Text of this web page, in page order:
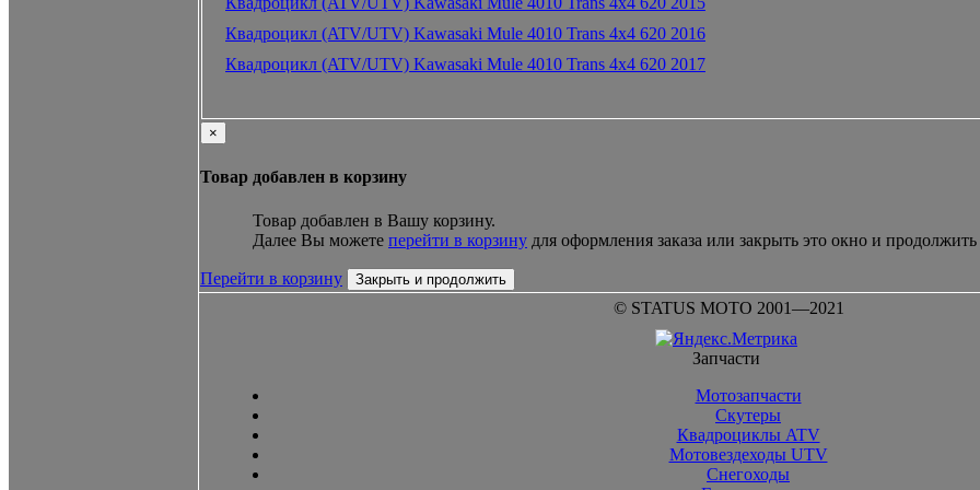
Квадроцикл (ATV/UTV) Kawasaki Mule 4010 Trans 4x4 620 2016
Квадроцикл (ATV/UTV) Kawasaki Mule 4010 Trans 4x4 620 2017
×
Товар добавлен в корзину
Товар добавлен в Вашу корзину.
Далее Вы можете перейти в корзину для оформления заказа или закрыть это окно и
Перейти в корзину Закрыть и продолжить
© STATUS MOTO 2001—2021
Запчасти
Мотозапчасти
Скутеры
Квадроциклы ATV
Мотовездеходы UTV
Снегоходы